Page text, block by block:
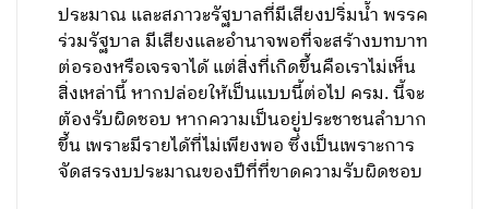
ประมาณ และสภาวะรัฐบาลที่มีเสียงปริ่มน้ำ พรรค
ร่วมรัฐบาล มีเสียงและอำนาจพอที่จะสร้างบทบาท
ต่อรองหรือเจรจาได้ แต่สิ่งที่เกิดขึ้นคือเราไม่เห็น
สิ่งเหล่านี้ หากปล่อยให้เป็นแบบนี้ต่อไป ครม. นี้จะ
ต้องรับผิดชอบ หากความเป็นอยู่ประชาชนลำบาก
ขึ้น เพราะมีรายได้ที่ไม่เพียงพอ ซึ่งเป็นเพราะการ
จัดสรรงบประมาณของปีที่ที่ขาดความรับผิดชอบ